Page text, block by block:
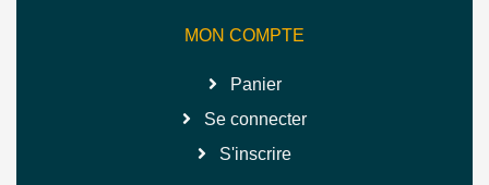
MON COMPTE
Panier
Se connecter
S'inscrire